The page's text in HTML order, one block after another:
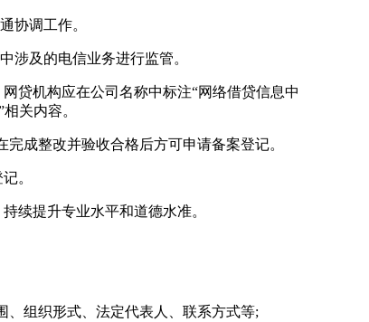
协调工作。
及的电信业务进行监管。
贷机构应在公司名称中标注“网络借贷信息中
关内容。
成整改并验收合格后方可申请备案登记。
。
续提升专业水平和道德水准。
组织形式、法定代表人、联系方式等;